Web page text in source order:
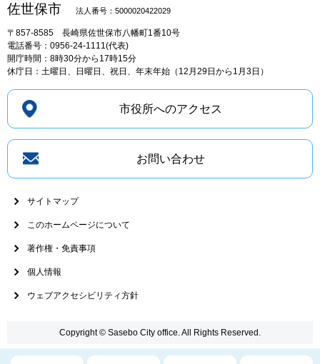
佐世保市 法人番号：5000020422029
〒857-8585 長崎県佐世保市八幡町1番10号
電話番号：0956-24-1111(代表)
開庁時間：8時30分から17時15分
休庁日：土曜日、日曜日、祝日、年末年始（12月29日から1月3日）
市役所へのアクセス
お問い合わせ
サイトマップ
このホームページについて
著作権・免責事項
個人情報
ウェブアクセシビリティ方針
Copyright © Sasebo City office. All Rights Reserved.